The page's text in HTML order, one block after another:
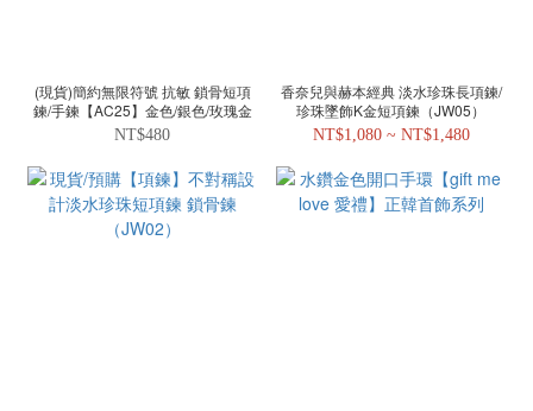
(現貨)簡約無限符號 抗敏 鎖骨短項
鍊/手鍊【AC25】金色/銀色/玫瑰金
NT$480
香奈兒與赫本經典 淡水珍珠長項鍊/
珍珠墜飾K金短項鍊（JW05）
NT$1,080 ~ NT$1,480